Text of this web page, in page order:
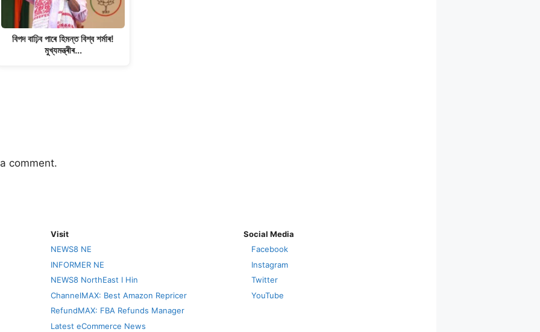
বিপদ বাঢ়িব পাৰে হিমন্ত বিশ্ব শৰ্মাৰ!
মুখ্যমন্ত্ৰীৰ…
comment.
Visit
NEWS8 NE
INFORMER NE
NEWS8 NorthEast I Hin
ChannelMAX: Best Amazon Repricer
RefundMAX: FBA Refunds Manager
Latest eCommerce News
Social Media
Facebook
Instagram
Twitter
YouTube